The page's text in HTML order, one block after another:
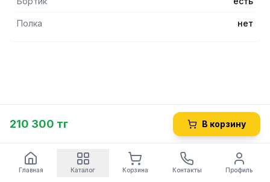
Полка нет
210 300 тг В корзину
Главная Каталог Корзина Контакты Профиль